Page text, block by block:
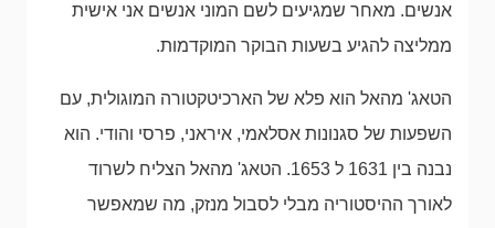
אנשים. מאחר שמגיעים לשם המוני אנשים אני אישית
ממליצה להגיע בשעות הבוקר המוקדמות.
הטאג' מהאל הוא פלא של הארכיטקטורה המוגולית, עם
השפעות של סגנונות אסלאמי, איראני, פרסי והודי. הוא
נבנה בין 1631 ל 1653. הטאג' מהאל הצליח לשרוד
לאורך ההיסטוריה מבלי לסבול מנזק, מה שמאפשר